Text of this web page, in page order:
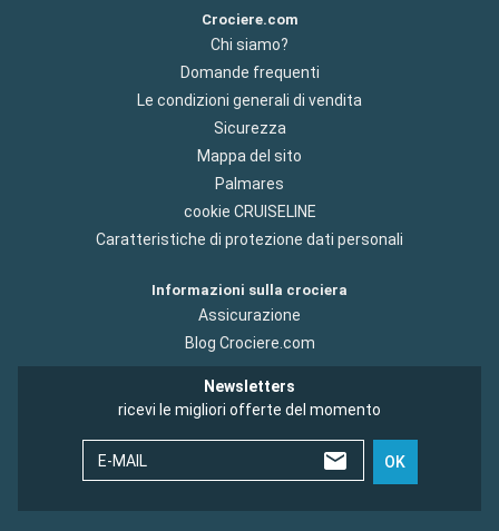
Crociere.com
Chi siamo?
Domande frequenti
Le condizioni generali di vendita
Sicurezza
Mappa del sito
Palmares
cookie CRUISELINE
Caratteristiche di protezione dati personali
Informazioni sulla crociera
Assicurazione
Blog Crociere.com
Newsletters
ricevi le migliori offerte del momento
E-MAIL OK